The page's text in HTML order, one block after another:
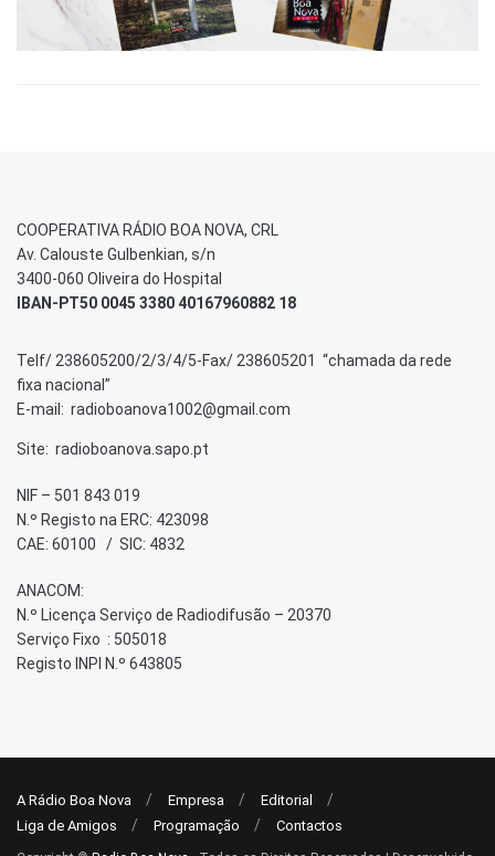
COOPERATIVA RÁDIO BOA NOVA, CRL
Av. Calouste Gulbenkian, s/n
3400-060 Oliveira do Hospital
IBAN-PT50 0045 3380 40167960882 18
Telf/ 238605200/2/3/4/5-Fax/ 238605201 “chamada da rede
fixa nacional”
E-mail: radioboanova1002@gmail.com
Site: radioboanova.sapo.pt
NIF – 501 843 019
N.º Registo na ERC: 423098
CAE: 60100 / SIC: 4832
ANACOM:
N.º Licença Serviço de Radiodifusão – 20370
Serviço Fixo : 505018
Registo INPI N.º 643805
A Rádio Boa Nova Empresa
Editorial
Liga de Amigos
Programação Contactos